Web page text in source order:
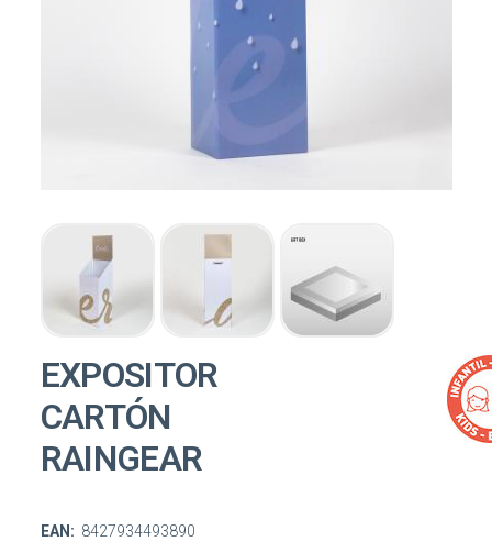
EXPOSITOR
CARTÓN
RAINGEAR
EAN: 8427934493890